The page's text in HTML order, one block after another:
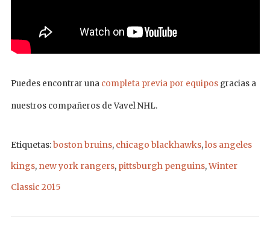
Puedes encontrar una completa previa por equiposgracias a
nuestros compañeros de Vavel NHL.
Etiquetas:boston bruins, chicago blackhawks,los angeles
kings, new york rangers, pittsburgh penguins,Winter
Classic 2015